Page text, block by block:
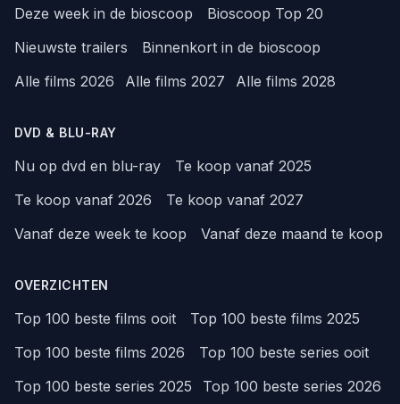
Deze week in de bioscoop
Bioscoop Top 20
Nieuwste trailers
Binnenkort in de bioscoop
Alle films 2026
Alle films 2027 Alle films 2028
DVD & BLU-RAY
Nu op dvd en blu-ray
Te koop vanaf 2025
Te koop vanaf 2026
Te koop vanaf 2027
Vanaf deze week te koop
Vanaf deze maand te koop
OVERZICHTEN
Top 100 beste films ooit
Top 100 beste films 2025
Top 100 beste films 2026
Top 100 beste series ooit
Top 100 beste series 2025
Top 100 beste series 2026